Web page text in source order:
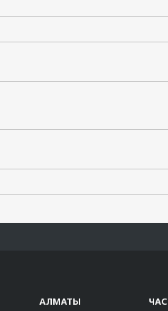
АЛМАТЫ